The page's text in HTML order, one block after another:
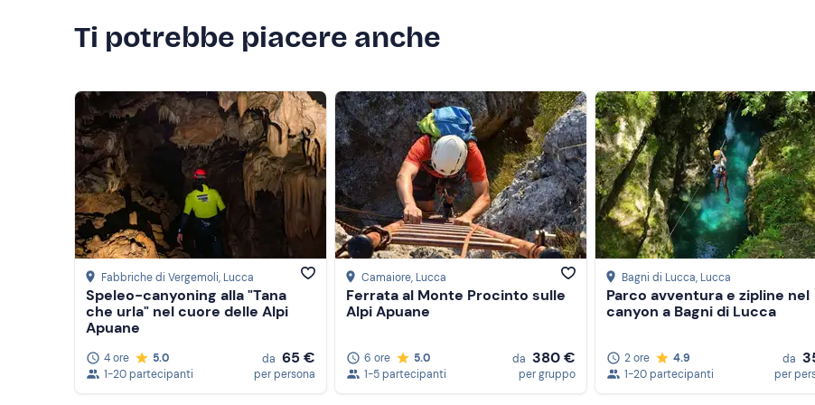
contatta l'organizzatore ai recapiti indicati nell'e-mail di conferma della prenotazione per maggiori informazioni e
richiedere il servizio.
Abbigliamento consigliato
Abbigliamento da trekking impermeabile in base alla stagione
Non dimenticare di portare
Zaino
K-way
2 litri di acqua
Sacco a pelo e materassino
Cambio completo di abiti
Ti potrebbe piacere anche
Fabbriche di Vergemoli, Lucca
Speleo-canyoning alla "Tana
che urla" nel cuore delle Alpi
Apuane
4 ore
5.0
1-20 partecipanti
da 65 €
per persona
Camaiore, Lucca
Ferrata al Monte Procinto sulle
Alpi Apuane
6 ore
5.0
1-5 partecipanti
da 380 €
per gruppo
Bagni di Lucca, Lucca
Parco avventura e zipline nel
canyon a Bagni di Lucca
2 ore
4.9
1-20 partecipanti
da
per